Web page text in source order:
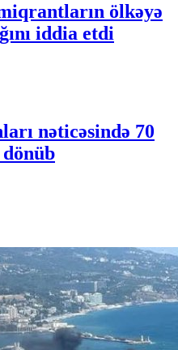
ölkəyə
iddia etdi
nəticəsində 70